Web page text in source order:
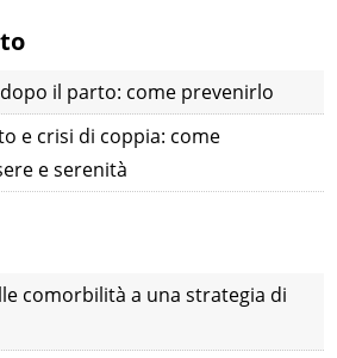
il parto: come prevenirlo
e crisi di coppia: come
e serenità
comorbilità a una strategia di